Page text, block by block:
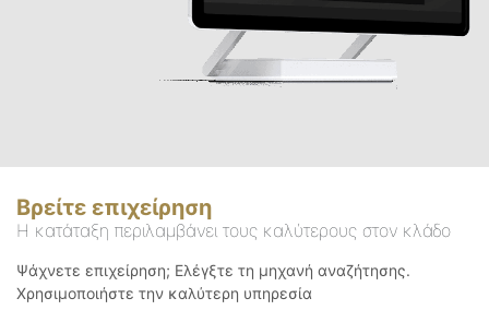
Βρείτε επιχείρηση
Η κατάταξη περιλαμβάνει τους καλύτερους στον κλάδο
Ψάχνετε επιχείρηση; Ελέγξτε τη μηχανή αναζήτησης.
Χρησιμοποιήστε την καλύτερη υπηρεσία